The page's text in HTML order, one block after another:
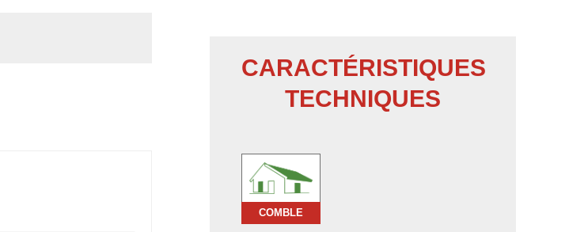
CARACTÉRISTIQUES
TECHNIQUES
COMBLE